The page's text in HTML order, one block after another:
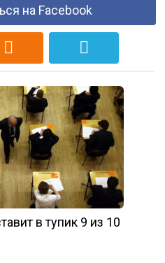
на Facebook
в тупик 9 из 10